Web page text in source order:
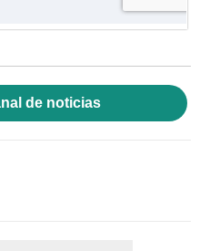
de noticias